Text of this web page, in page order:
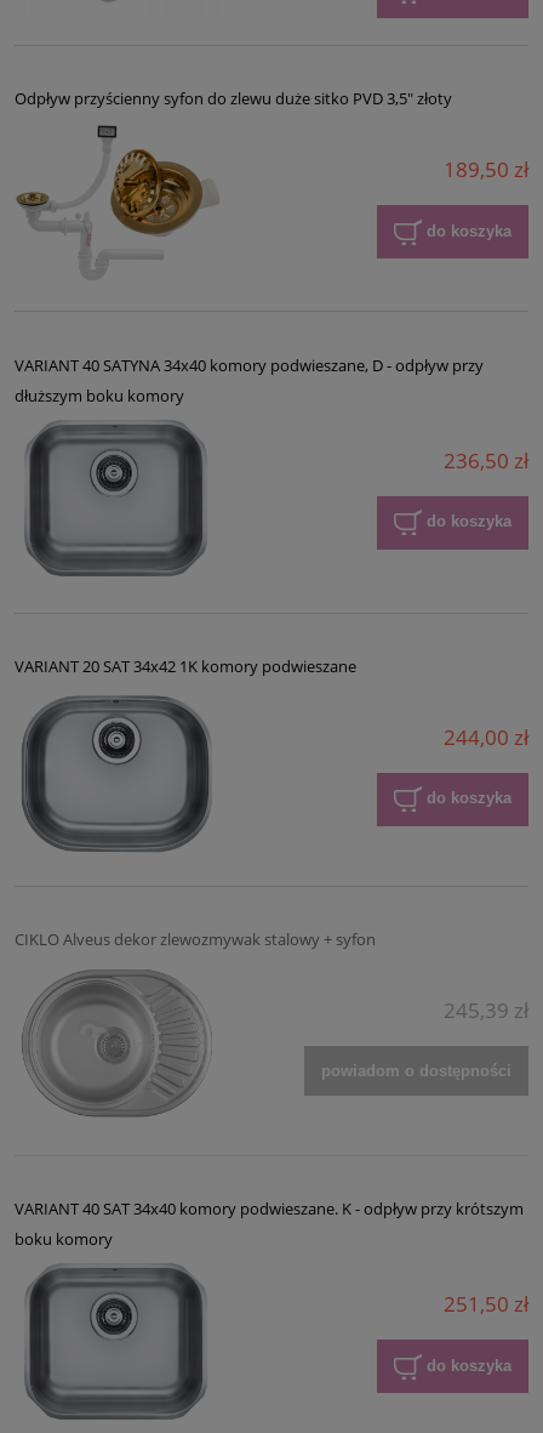
Odpływ przyścienny syfon do zlewu duże sitko PVD 3,5" złoty
189,50 zł
do koszyka
VARIANT 40 SATYNA 34x40 komory podwieszane, D - odpływ przy
dłuższym boku komory
236,50 zł
do koszyka
VARIANT 20 SAT 34x42 1K komory podwieszane
244,00 zł
do koszyka
CIKLO Alveus dekor zlewozmywak stalowy + syfon
245,39 zł
powiadom o dostępności
VARIANT 40 SAT 34x40 komory podwieszane. K - odpływ przy krótszym
boku komory
251,50 zł
do koszyka